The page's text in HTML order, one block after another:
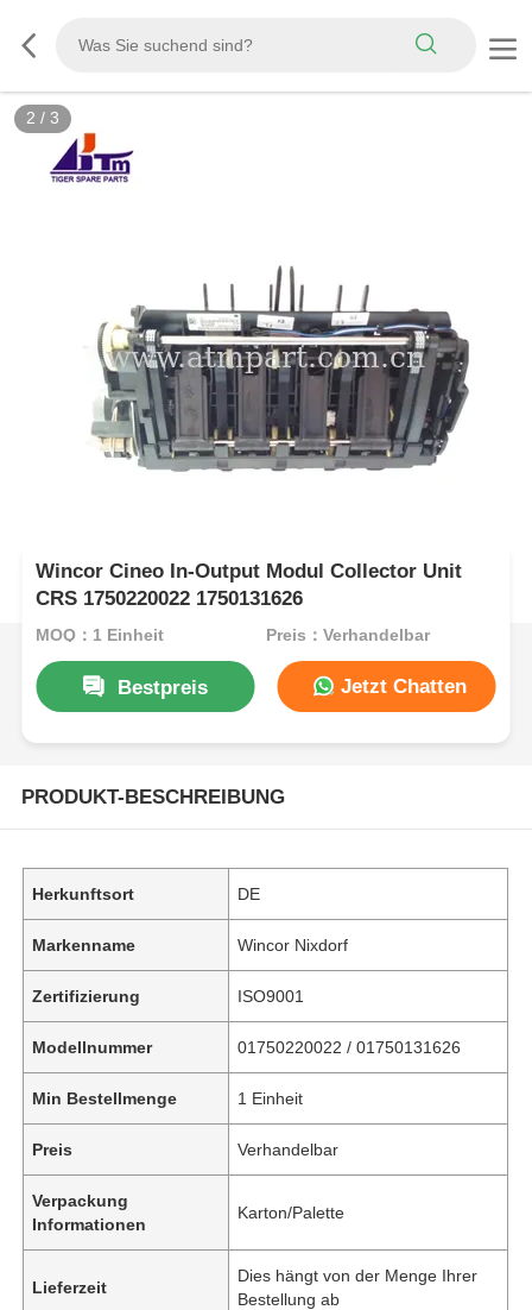
2 / 3
Wincor Cineo In-Output Modul Collector Unit
CRS 1750220022 1750131626
MOQ：1 Einheit Preis：Verhandelbar
Bestpreis Jetzt Chatten
PRODUKT-BESCHREIBUNG
Herkunftsort DE
Markenname Wincor Nixdorf
Zertifizierung ISO9001
Modellnummer 01750220022 / 01750131626
Min Bestellmenge 1 Einheit
Preis Verhandelbar
Verpackung
Informationen
Karton/Palette
Lieferzeit
Dies hängt von der Menge Ihrer
Bestellung ab